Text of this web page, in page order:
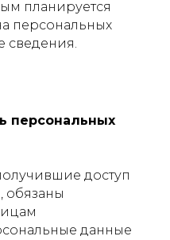
планируется
персональных
сведения.
персональных
доступ
обязаны
данные